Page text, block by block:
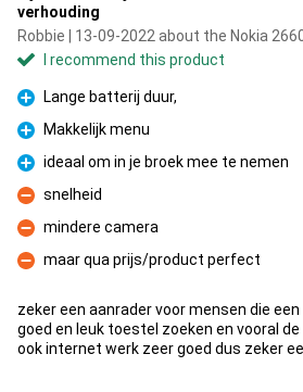
verhouding
Robbie | 13-09-2022 about the Nokia
I recommend this product
Pro
Lange batterij duur,
Pro
Makkelijk menu
Pro
ideaal om in je broek mee te nemen
Con
snelheid
Con
mindere camera
Con
maar qua prijs/product perfect
zeker een aanrader voor mensen die
goed en leuk toestel zoeken en vooral
ook internet werk zeer goed dus zeker